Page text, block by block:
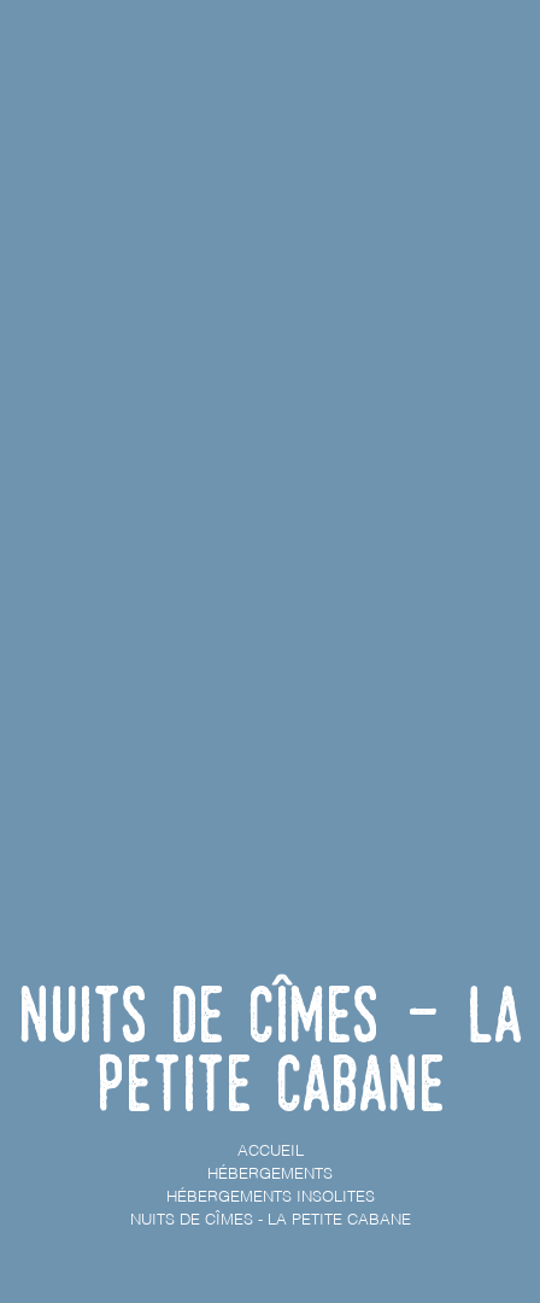
Nuits de Cîmes - La
petite cabane
ACCUEIL
HÉBERGEMENTS
HÉBERGEMENTS INSOLITES
NUITS DE CÎMES - LA PETITE CABANE